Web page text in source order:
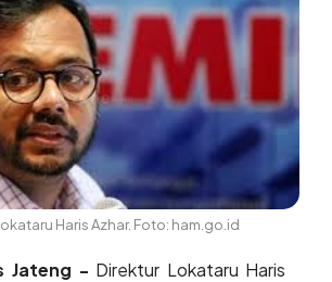
Haris Azhar. Foto: ham.go.id
Jateng - Direktur Lokataru Haris